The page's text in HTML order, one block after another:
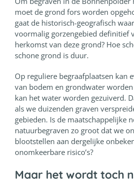
moet de grond fors worden
gaat de historisch-geografisch
voormalig gorzengebied definitief
herkomst van deze grond? Hoe
schone grond is duur.
Op reguliere begraafplaatsen kan
van bodem en grondwater
kan het water worden gezuiverd.
als we duizenden graven
gebieden. Is de maatschappelijke
natuurbegraven zo groot dat we
blootstellen aan dergelijke
onomkeerbare risico’s?
Maar het wordt toch